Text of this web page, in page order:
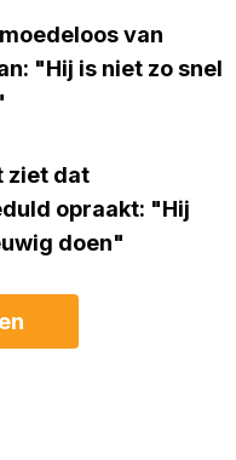
van
"Hij is niet zo snel
ziet dat
opraakt: "Hij
doen"